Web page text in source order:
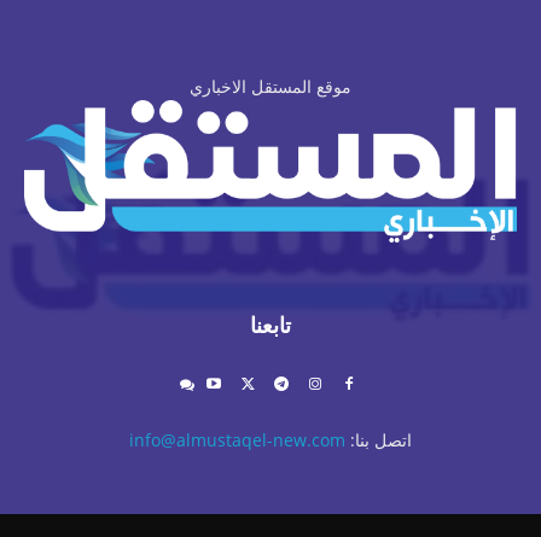
موقع المستقل الاخباري
تابعنا
اتصل بنا: info@almustaqel-new.com